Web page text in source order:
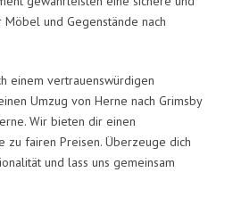
und Gegenstände nach
einem vertrauenswürdigen
Umzug von Herne nach Grimsby
Wir bieten dir einen
zu fairen Preisen. Überzeuge dich
und lass uns gemeinsam